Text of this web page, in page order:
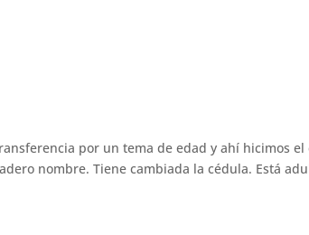
por un tema de edad y ahí hicimos
nombre. Tiene cambiada la cédula. Está